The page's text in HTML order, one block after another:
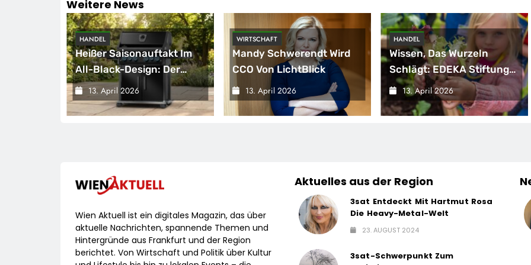
Weitere News
HANDEL
Heißer Saisonauftakt Im
All-Black-Design: Der
Napoleon Rogue PRO-S
525 In Der Exklusiven
Grillfürst-Edition
13. April 2026
WIRTSCHAFT
Mandy Schwerendt Wird
CCO Von LichtBlick
13. April 2026
HANDEL
Wissen, Das Wurzeln
Schlägt: EDEKA Stiftung
Bringt Wieder
Gemüsebeete In
Deutschlands Kitas
13. April 2026
Wien Aktuell ist ein digitales Magazin, das über
aktuelle Nachrichten, spannende Themen und
Hintergründe aus Frankfurt und der Region
berichtet. Von Wirtschaft und Politik über Kultur
Aktuelles aus der Region
3sat Entdeckt Mit Hartmut Rosa
Die Heavy-Metal-Welt
23. AUGUST 2024
3sat-Schwerpunkt Zum